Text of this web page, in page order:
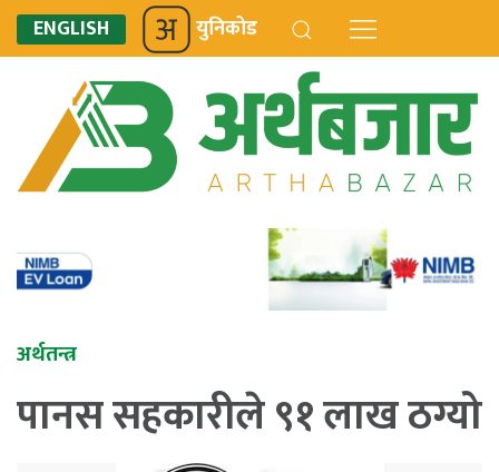
ENGLISH युनिकोड
अर्थतन्त्र
पानस सहकारीले ९१ लाख ठग्यो